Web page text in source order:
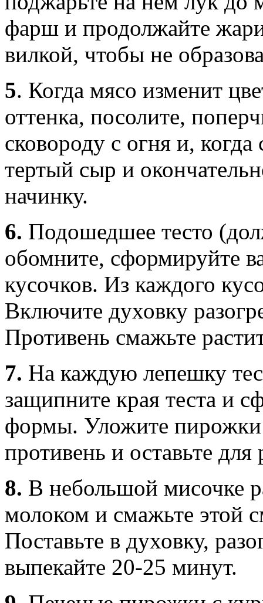
фарш и продолжайте
вилкой, чтобы не
5. Когда мясо изменит
оттенка, посолите,
сковороду с огня и,
тертый сыр и
начинку.
6. Подошедшее тесто
обомните, сформируйте
кусочков. Из каждого
Включите духовку
Противень смажьте
7. На каждую лепешку
защипните края теста и
формы. Уложите
противень и оставьте
8. В небольшой мисочке
молоком и смажьте этой
Поставьте в духовку,
выпекайте 20-25 минут.